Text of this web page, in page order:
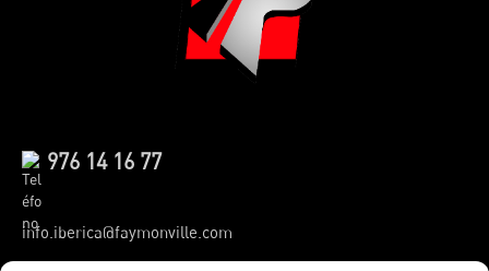
976 14 16 77
info.iberica@faymonville.com